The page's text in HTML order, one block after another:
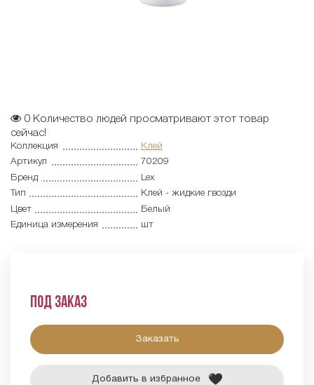
0 Количество людей просматривают этот товар
сейчас!
Коллекция
Клей
Артикул
70209
Бренд
Lex
Тип
Клей - жидкие гвозди
Цвет
Белый
Единица измерения
шт
Под заказ
Заказать
Добавить в избранное